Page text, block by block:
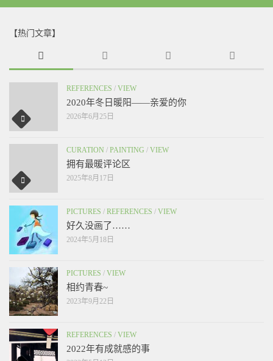
【热门文章】
REFERENCES / VIEW
2020年冬日暖阳——亲爱的你
2026年6月25日
CURATION / PAINTING / VIEW
拥有最暖评论区
2025年8月17日
PICTURES / REFERENCES / VIEW
好久没画了……
2024年5月18日
PICTURES / VIEW
相约青春~
2023年9月22日
REFERENCES / VIEW
2022年有成就感的事